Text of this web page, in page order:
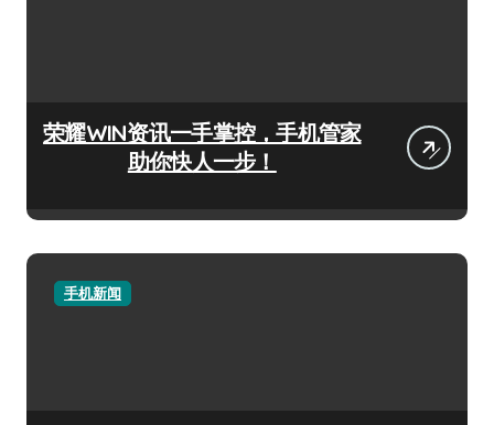
荣耀WIN资讯一手掌控，手机管家
助你快人一步！
手机新闻